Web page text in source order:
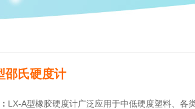
邵氏硬度计
LX-A型橡胶硬度计广泛应用于中低硬度塑料、各